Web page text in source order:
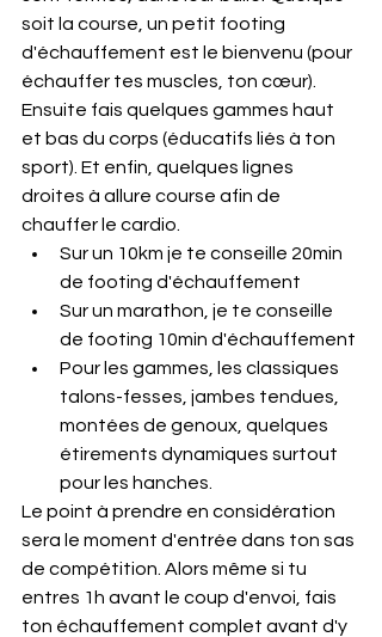
soit la course, un petit footing
d'échauffement est le bienvenu (pour
échauffer tes muscles, ton cœur).
Ensuite fais quelques gammes haut
et bas du corps (éducatifs liés à ton
sport). Et enfin, quelques lignes
droites à allure course afin de
chauffer le cardio.
Sur un 10km je te conseille 20min
de footing d'échauffement
Sur un marathon, je te conseille
de footing 10min d'échauffement
Pour les gammes, les classiques
talons-fesses, jambes tendues,
montées de genoux, quelques
étirements dynamiques surtout
pour les hanches.
Le point à prendre en considération
sera le moment d'entrée dans ton sas
de compétition. Alors même si tu
entres 1h avant le coup d'envoi, fais
ton échauffement complet avant d'y